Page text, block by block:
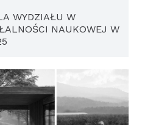
WYDZIAŁU W
NAUKOWEJ W